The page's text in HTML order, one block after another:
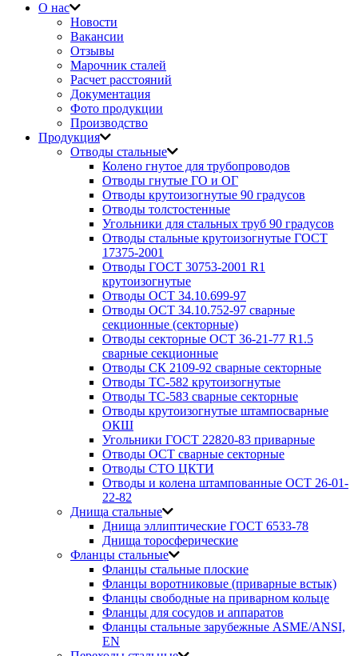
О нас
Новости
Вакансии
Отзывы
Марочник сталей
Расчет расстояний
Документация
Фото продукции
Производство
Продукция
Отводы стальные
Колено гнутое для трубопроводов
Отводы гнутые ГО и ОГ
Отводы крутоизогнутые 90 градусов
Отводы толстостенные
Угольники для стальных труб 90 градусов
Отводы стальные крутоизогнутые ГОСТ
17375-2001
Отводы ГОСТ 30753-2001 R1
крутоизогнутые
Отводы ОСТ 34.10.699-97
Отводы ОСТ 34.10.752-97 сварные
секционные (секторные)
Отводы секторные ОСТ 36-21-77 R1.5
сварные секционные
Отводы СК 2109-92 сварные секторные
Отводы ТС-582 крутоизогнутые
Отводы ТС-583 сварные секторные
Отводы крутоизогнутые штампосварные
ОКШ
Угольники ГОСТ 22820-83 приварные
Отводы ОСТ сварные секторные
Отводы СТО ЦКТИ
Отводы и колена штампованные ОСТ 26-01-
22-82
Днища стальные
Днища эллиптические ГОСТ 6533-78
Днища торосферические
Фланцы стальные
Фланцы стальные плоские
Фланцы воротниковые (приварные встык)
Фланцы свободные на приварном кольце
Фланцы для сосудов и аппаратов
Фланцы стальные зарубежные ASME/ANSI,
EN